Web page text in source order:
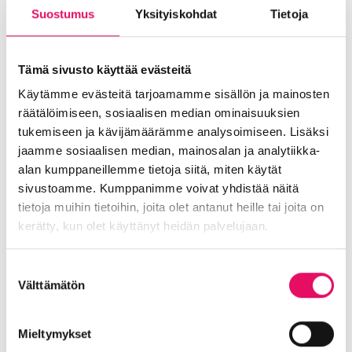
Suostumus Yksityiskohdat Tietoja
Tämä sivusto käyttää evästeitä
Käytämme evästeitä tarjoamamme sisällön ja mainosten
räätälöimiseen, sosiaalisen median ominaisuuksien
tukemiseen ja kävijämäärämme analysoimiseen. Lisäksi
jaamme sosiaalisen median, mainosalan ja analytiikka-
alan kumppaneillemme tietoja siitä, miten käytät
sivustoamme. Kumppanimme voivat yhdistää näitä
tietoja muihin tietoihin, joita olet antanut heille tai joita on
kerätty, kun olet käyttänyt heidän palvelujaan.
valinta
Välttämätön
Mieltymykset
löytymään Googlesta?
Työpajassa käydään konkreettisesti läpi,
tekoälyn avulla.
Työpajassa pääset kokeilemaan tekoälyä
oman yrityksesi verkkosivuston /
verkkokaupan hakukoneoptimointia. Ota
oma läppäri mukaan.
Jaa artikkeli
somessa
Siirry Uutiset-sivulle
Uutiskategoriat
Blogi
Liikeidea ja yrityksen perustaminen